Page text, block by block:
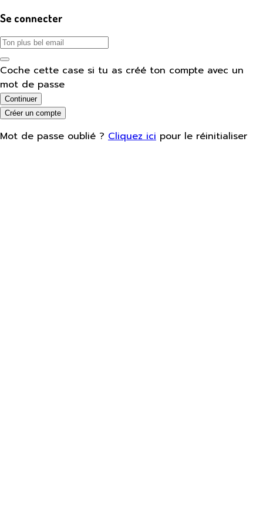
Se connecter
Coche cette case si tu as créé ton compte avec un
mot de passe
Continuer
Créer un compte
Mot de passe oublié ? Cliquez ici pour le réinitialiser